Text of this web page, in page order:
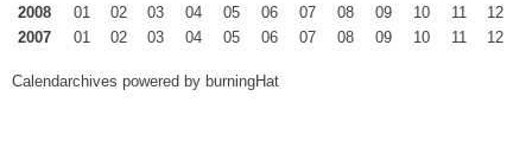
2008
01 02 03 04 05 06 07 08 09 10 11
12
2007
01 02 03 04 05 06 07 08 09 10 11 12
Calendarchives powered by burningHat